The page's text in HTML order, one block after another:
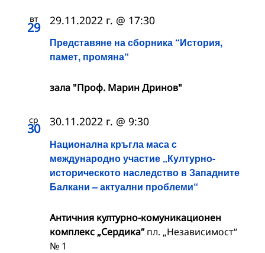
вт
29
Представяне на сборника “История,
памет, промяна“
29.11.2022 г. @ 17:30
зала "Проф. Марин Дринов"
ср
30
Национална кръгла маса с
международно участие „Културно-
историческото наследство в Западните
Балкани – актуални проблеми“
30.11.2022 г. @ 9:30
Античния културно-комуникационен
комплекс „Сердика“пл. „Независимост“
№ 1